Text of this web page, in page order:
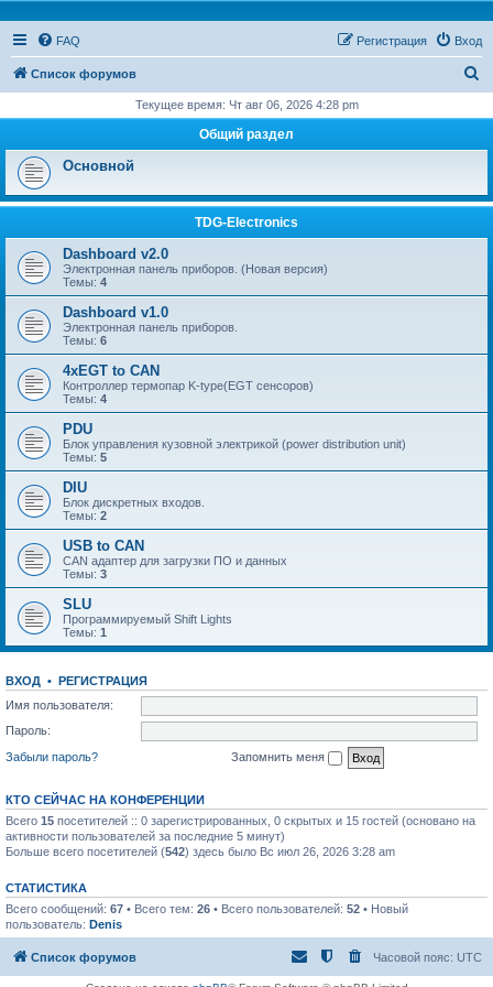
FAQ Вход
Регистрация
Список форумов
с
Текущее время: Чт авг 06, 2026 4:28 pm
Общий раздел
Основной
TDG-Electronics
Dashboard v2.0
Электронная панель приборов. (Новая версия)
Темы: 4
Dashboard v1.0
Электронная панель приборов.
Темы: 6
4xEGT to CAN
Контроллер термопар K-type(EGT сенсоров)
Темы: 4
PDU
Блок управления кузовной электрикой (power distribution unit)
Темы: 5
DIU
Блок дискретных входов.
Темы: 2
USB to CAN
CAN адаптер для загрузки ПО и данных
Темы: 3
SLU
Программируемый Shift Lights
Темы: 1
ВХОД • РЕГИСТРАЦИЯ
Имя пользователя:
Пароль:
Забыли пароль?
Запомнить меня
КТО СЕЙЧАС НА КОНФЕРЕНЦИИ
Всего 15 посетителей :: 0 зарегистрированных, 0 скрытых и 15 гостей (основано на
активности пользователей за последние 5 минут)
Больше всего посетителей (542) здесь было Вс июл 26, 2026 3:28 am
СТАТИСТИКА
Всего сообщений: 67 • Всего тем: 26 • Всего пользователей: 52 • Новый
пользователь: Denis
Список форумов Часовой пояс: UTC